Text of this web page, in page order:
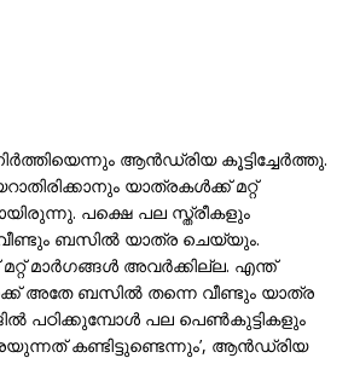
ആൻഡ്രിയ കൂട്ടിച്ചേർത്തു.
യാത്രകൾ‌ക്ക് മറ്റ്
പക്ഷെ പല സ്ത്രീകളും
ബസിൽ യാത്ര ചെയ്യും.
മാർ​ഗങ്ങൾ അവർക്കില്ല. എന്ത്
അതേ ബസിൽ തന്നെ വീണ്ടും യാത്ര
പഠിക്കുമ്പോൾ പല പെൺകുട്ടികളും
കണ്ടിട്ടുണ്ടെന്നും’, ആൻഡ്രിയ